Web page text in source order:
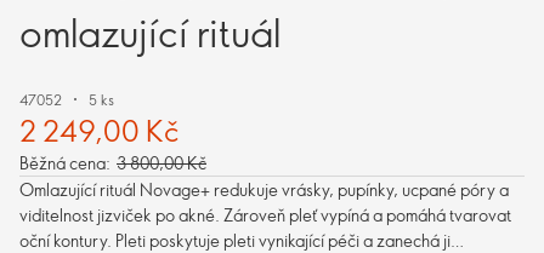
omlazující rituál
47052 5 ks
2 249,00 Kč
Běžná cena: 3 800,00 Kč
Omlazující rituál Novage+ redukuje vrásky, pupínky, ucpané póry a
viditelnost jizviček po akné. Zároveň pleť vypíná a pomáhá tvarovat
oční kontury. Pleti poskytuje pleti vynikající péči a zanechá ji